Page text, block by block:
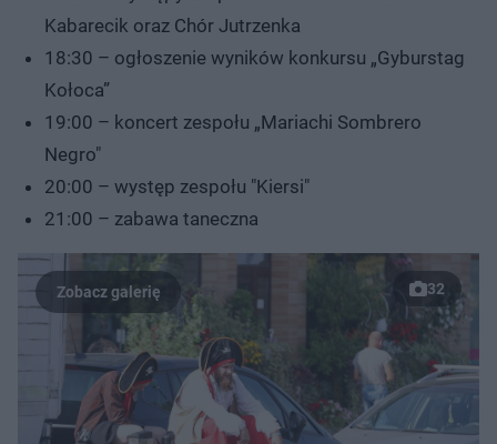
Kabarecik oraz Chór Jutrzenka
18:30 – ogłoszenie wyników konkursu „Gyburstag
Kołoca”
19:00 – koncert zespołu „Mariachi Sombrero
Negro"
20:00 – występ zespołu "Kiersi"
21:00 – zabawa taneczna
32